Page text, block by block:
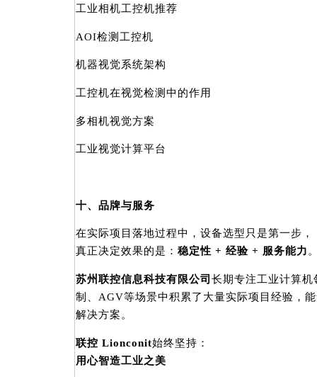
工业相机工控机推荐
AOI检测工控机
机器视觉系统架构
工控机在视觉检测中的作用
多相机视觉方案
工业视觉计算平台
十、品牌与服务
在实际项目落地过程中，设备选型只是第一步，
真正决定效果的是： 稳定性 + 经验 + 服务能力
苏州联控信息科技有限公司 长期专注工业计算
制、AGV等场景中积累了大量实际项目经验，
解决方案。
联控 Lionconit始终坚持：
用心智造工业之美